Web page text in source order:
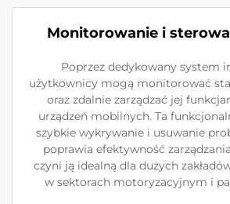
Monitorowanie i
Poprzez dedykowany system
użytkownicy mogą monitorować
oraz zdalnie zarządzać jej
urządzeń mobilnych. Ta
szybkie wykrywanie i usuwanie
poprawia efektywność
czyni ją idealną dla dużych
w sektorach motoryzacyjnym i